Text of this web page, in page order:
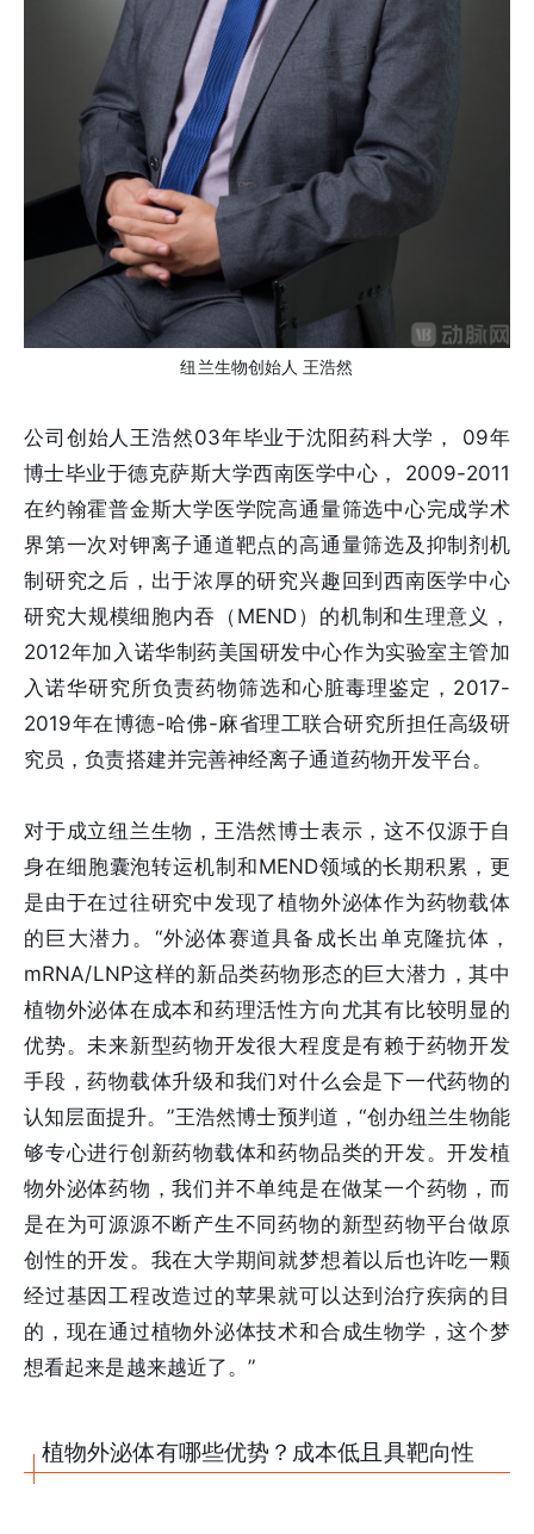
纽兰生物创始人 王浩然
公司创始人王浩然03年毕业于沈阳药科大学， 09年
博士毕业于德克萨斯大学西南医学中心， 2009-2011
在约翰霍普金斯大学医学院高通量筛选中心完成学术
界第一次对钾离子通道靶点的高通量筛选及抑制剂机
制研究之后，出于浓厚的研究兴趣回到西南医学中心
研究大规模细胞内吞（MEND）的机制和生理意义，
2012年加入诺华制药美国研发中心作为实验室主管加
入诺华研究所负责药物筛选和心脏毒理鉴定，2017-
2019年在博德-哈佛-麻省理工联合研究所担任高级研
究员，负责搭建并完善神经离子通道药物开发平台。
对于成立纽兰生物，王浩然博士表示，这不仅源于自
身在细胞囊泡转运机制和MEND领域的长期积累，更
是由于在过往研究中发现了植物外泌体作为药物载体
的巨大潜力。“外泌体赛道具备成长出单克隆抗体，
mRNA/LNP这样的新品类药物形态的巨大潜力，其中
植物外泌体在成本和药理活性方向尤其有比较明显的
优势。未来新型药物开发很大程度是有赖于药物开发
手段，药物载体升级和我们对什么会是下一代药物的
认知层面提升。”王浩然博士预判道，“创办纽兰生物能
够专心进行创新药物载体和药物品类的开发。开发植
物外泌体药物，我们并不单纯是在做某一个药物，而
是在为可源源不断产生不同药物的新型药物平台做原
创性的开发。我在大学期间就梦想着以后也许吃一颗
经过基因工程改造过的苹果就可以达到治疗疾病的目
的，现在通过植物外泌体技术和合成生物学，这个梦
想看起来是越来越近了。”
植物外泌体有哪些优势？成本低且具靶向性